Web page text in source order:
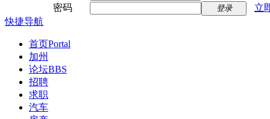
密码
登录
立
快捷导航
首页Portal
加州
论坛BBS
招聘
求职
汽车